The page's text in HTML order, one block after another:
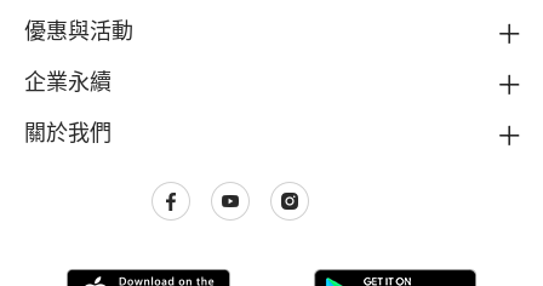
優惠與活動
企業永續
關於我們